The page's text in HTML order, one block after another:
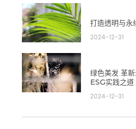
打造透明与永
2024-12-31
绿色美发 革
ESG实践之道
2024-12-31